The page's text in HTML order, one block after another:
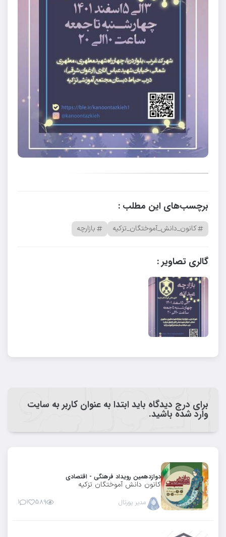
برچسب‌های این مطلب :
کانون_دانش_آموختگان_تزکیه بازارچه
گالری تصاویر :
برای درج دیدگاه باید ابتدا به عنوان کاربر به سایت
وارد شده باشید.
دوازدهمین رویداد فرهنگی - اقتصادی
کانون دانش آموختگان تزکیه
مدیر پورتال ۵۸۹ ۱ ۱